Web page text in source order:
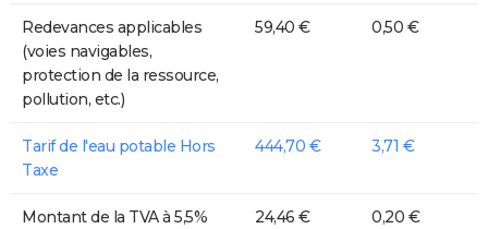
Redevances applicables
(voies navigables,
protection de la ressource,
pollution, etc.)
59,40 € 0,50 €
Tarif de l'eau potable Hors
Taxe
444,70 € 3,71 €
Montant de la TVA à 5,5% 24,46 € 0,20 €